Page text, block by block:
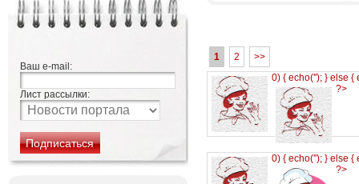
Ваш e-mail:
Лист рассылки:
1 2
>>
0) { echo(''); } else {
?>
0) { echo(''); } else {
?>